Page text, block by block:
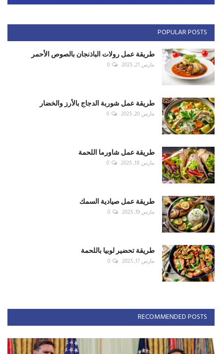
POPULAR POSTS
طريقة عمل رولات الباذنجان بالصوص الأحمر
مارس 21, 2025 0
طريقة عمل شوربة الدجاج بالأرز والخضار
مارس 20, 2025 0
طريقة عمل شاورما اللحمة
مارس 18, 2025 0
طريقة عمل صيادية السمك
مارس 19, 2025 0
طريقة تحضير لوبيا باللحمة
مارس 17, 2025 0
RECOMMENDED POSTS